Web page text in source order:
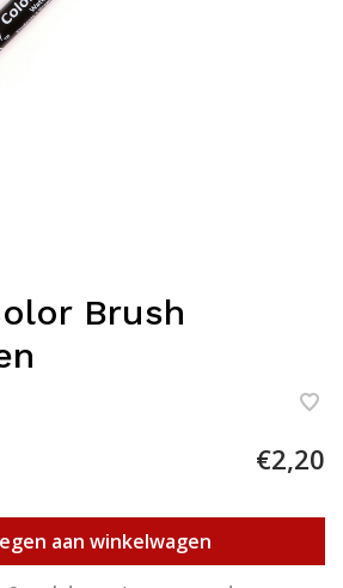
Brush
€2,20
aan winkelwagen